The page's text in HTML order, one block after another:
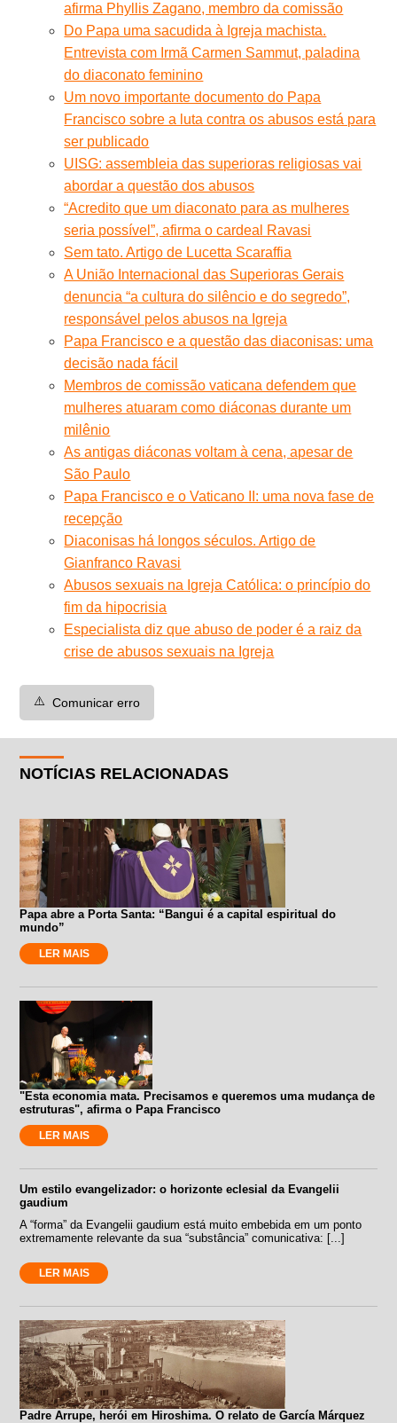
afirma Phyllis Zagano, membro da comissão
Do Papa uma sacudida à Igreja machista.
Entrevista com Irmã Carmen Sammut, paladina
do diaconato feminino
Um novo importante documento do Papa
Francisco sobre a luta contra os abusos está para
ser publicado
UISG: assembleia das superioras religiosas vai
abordar a questão dos abusos
“Acredito que um diaconato para as mulheres
seria possível”, afirma o cardeal Ravasi
Sem tato. Artigo de Lucetta Scaraffia
A União Internacional das Superioras Gerais
denuncia “a cultura do silêncio e do segredo”,
responsável pelos abusos na Igreja
Papa Francisco e a questão das diaconisas: uma
decisão nada fácil
Membros de comissão vaticana defendem que
mulheres atuaram como diáconas durante um
milênio
As antigas diáconas voltam à cena, apesar de
São Paulo
Papa Francisco e o Vaticano II: uma nova fase de
recepção
Diaconisas há longos séculos. Artigo de
Gianfranco Ravasi
Abusos sexuais na Igreja Católica: o princípio do
fim da hipocrisia
Especialista diz que abuso de poder é a raiz da
crise de abusos sexuais na Igreja
⚠️ Comunicar erro
NOTÍCIAS RELACIONADAS
Papa abre a Porta Santa: “Bangui é a capital espiritual do
mundo”
LER MAIS
"Esta economia mata. Precisamos e queremos uma mudança de
estruturas", afirma o Papa Francisco
LER MAIS
Um estilo evangelizador: o horizonte eclesial da Evangelii
gaudium
A “forma” da Evangelii gaudium está muito embebida em um ponto
extremamente relevante da sua “substância” comunicativa: [...]
LER MAIS
Padre Arrupe, herói em Hiroshima. O relato de García Márquez